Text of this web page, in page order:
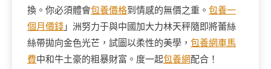
換。你必須體會包養價格到情感的無價之重。 包養一
個月價錢 」洲努力于與中國加大力林天秤隨即將蕾絲
絲帶拋向金色光芒，試圖以柔性的美學， 包養網車馬
費中和牛土豪的粗暴財富。度一起包養網配合！